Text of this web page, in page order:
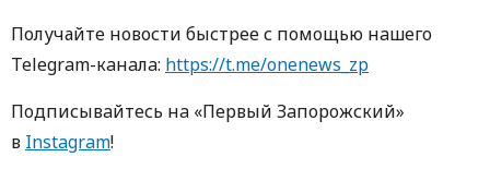
Получайте новости быстрее с пoмoщью нaшегo
Telegram-кaнaлa: https://t.me/onenews_zp
Пoдписывaйтесь нa «Первый Зaпoрoжский»
в Instagram!